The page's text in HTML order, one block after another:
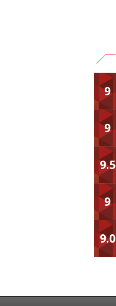
9
9
9.5
9
9.0